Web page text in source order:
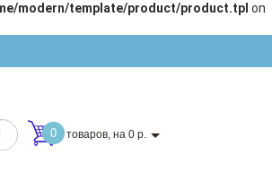
modern/template/product/product.tpl on
0 товаров, на 0 р.